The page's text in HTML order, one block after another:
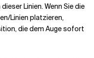
Linien. Wenn Sie die
Linien platzieren,
die dem Auge sofort